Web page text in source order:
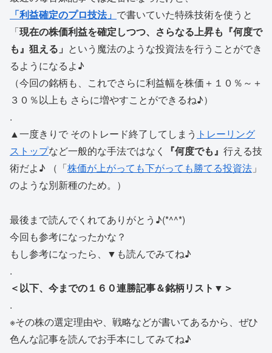
「利益確定のプロ技法」 で書いていた特殊技術を使うと
「現在の株価利益を確定しつつ、さらなる上昇も『何度で
も』狙える」 という魔法のような投資法を行うことができ
るようになるよ♪
（今回の銘柄も、これでさらに利益幅を株価＋１０％～＋
３０％以上も さらに増やすことができるね♪）
.
▲一度きりで そのトレード終了してしまう トレーリング
ストップなど一般的な手法ではなく 『何度でも』 行える技
術だよ♪ （「株価が上がっても下がっても勝てる投資法 」
のような別新種のため。）
最後まで読んでくれてありがとう♪(*^^*)
今回も参考になったかな？
もし参考になったら、▼も読んでみてね♪
.
＜以下、今までの１６０連勝記事＆銘柄リスト▼＞
.
※その株の選定理由や、戦略などが書いてあるから、ぜひ
色んな記事を読んでお手本にしてみてね♪